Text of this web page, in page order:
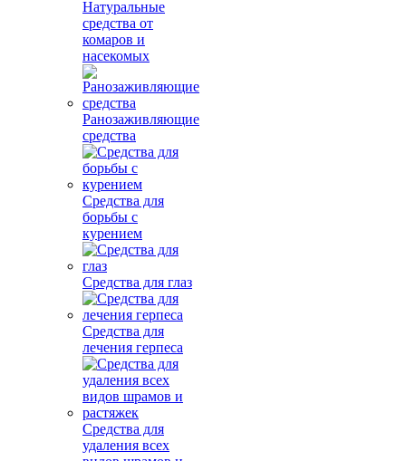
Натуральные
средства от
комаров и
насекомых
Ранозаживляющие
средства
Средства для
борьбы с
курением
Средства для глаз
Средства для
лечения герпеса
Средства для
удаления всех